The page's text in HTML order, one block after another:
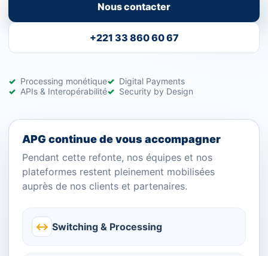
Nous contacter
+221 33 860 60 67
Processing monétique
Digital Payments
APIs & Interopérabilité
Security by Design
APG continue de vous accompagner
Pendant cette refonte, nos équipes et nos
plateformes restent pleinement mobilisées
auprès de nos clients et partenaires.
↔ Switching & Processing